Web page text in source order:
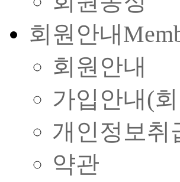
회원안내
회원안내
가입안내(
개인정보취
약관